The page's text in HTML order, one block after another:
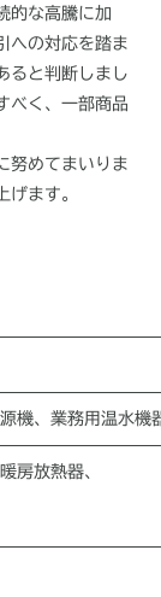
的な高騰に加
への対応を踏ま
ると判断しまし
べく、一部商品
努めてまいりま
げます。
機、業務用温水機
房放熱器、